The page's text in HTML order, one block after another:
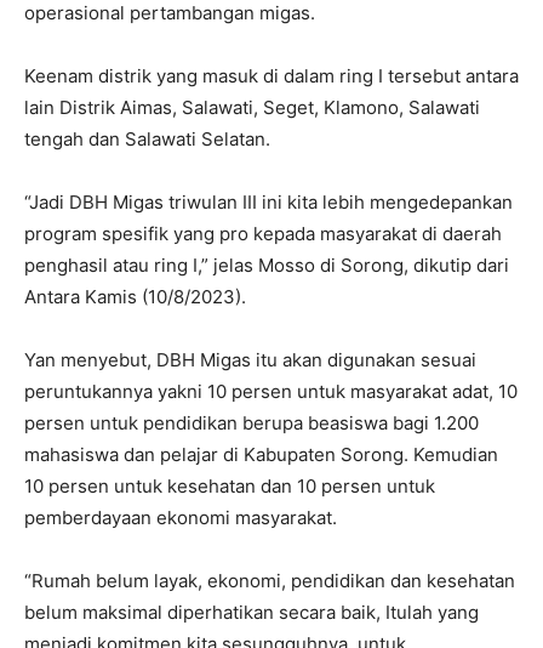
operasional pertambangan migas.
Keenam distrik yang masuk di dalam ring I tersebut antara
lain Distrik Aimas, Salawati, Seget, Klamono, Salawati
tengah dan Salawati Selatan.
“Jadi DBH Migas triwulan III ini kita lebih mengedepankan
program spesifik yang pro kepada masyarakat di daerah
penghasil atau ring I,” jelas Mosso di Sorong, dikutip dari
Antara Kamis (10/8/2023).
Yan menyebut, DBH Migas itu akan digunakan sesuai
peruntukannya yakni 10 persen untuk masyarakat adat, 10
persen untuk pendidikan berupa beasiswa bagi 1.200
mahasiswa dan pelajar di Kabupaten Sorong. Kemudian
10 persen untuk kesehatan dan 10 persen untuk
pemberdayaan ekonomi masyarakat.
“Rumah belum layak, ekonomi, pendidikan dan kesehatan
belum maksimal diperhatikan secara baik, Itulah yang